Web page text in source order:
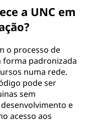
a UNC em
o processo de
forma padronizada
numa rede.
pode ser
sem
e
acesso aos